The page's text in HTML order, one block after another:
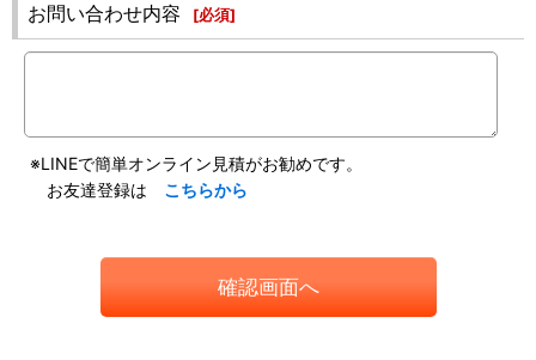
お問い合わせ内容 [必須]
※LINEで簡単オンライン見積がお勧めです。
お友達登録は こちらから
確認画面へ